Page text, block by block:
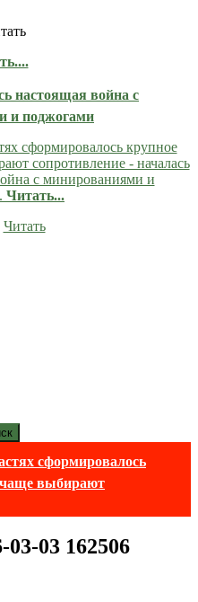
настоящая война с
и поджогами
сформировалось крупное
сопротивление - началась
с минированиями и
Читать...
Читать
сформировалось
чаще выбирают
03 162506